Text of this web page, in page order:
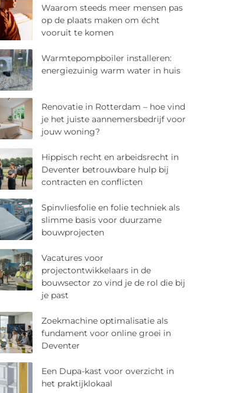
Waarom steeds meer mensen pas
op de plaats maken om écht
vooruit te komen
Warmtepompboiler installeren:
energiezuinig warm water in huis
Renovatie in Rotterdam – hoe vind
je het juiste aannemersbedrijf voor
jouw woning?
Hippisch recht en arbeidsrecht in
Deventer betrouwbare hulp bij
contracten en conflicten
Spinvliesfolie en folie techniek als
slimme basis voor duurzame
bouwprojecten
Vacatures voor
projectontwikkelaars in de
bouwsector zo vind je de rol die bij
je past
Zoekmachine optimalisatie als
fundament voor online groei in
Deventer
Een Dupa-kast voor overzicht in
het praktijklokaal